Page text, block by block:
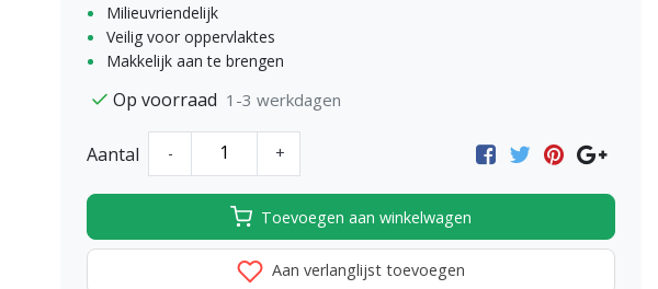
Milieuvriendelijk
Veilig voor oppervlaktes
Makkelijk aan te brengen
Op voorraad 1-3 werkdagen
Aantal - +
Toevoegen aan winkelwagen
Aan verlanglijst toevoegen